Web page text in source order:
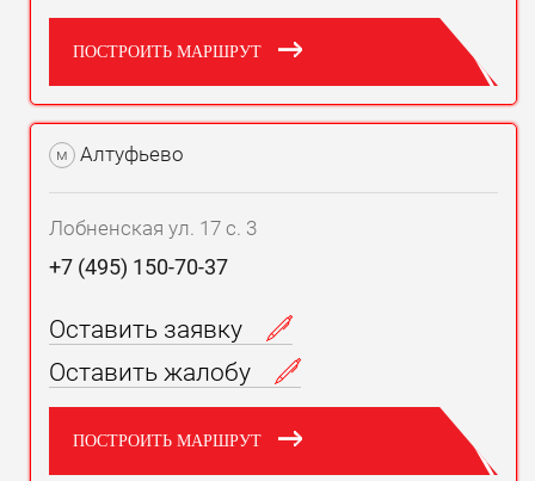
ПОСТРОИТЬ МАРШРУТ
м Алтуфьево
Лобненская ул. 17 с. 3
+7 (495) 150-70-37
Оставить заявку
Оставить жалобу
ПОСТРОИТЬ МАРШРУТ